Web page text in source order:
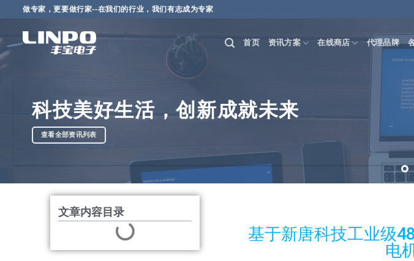
做专家，更要做行家--在我们的行业，我们有志成为专家
首页 资讯方案 在线商店 代理品牌
科技美好生活，创新成就未来
查看全部资讯列表
文章内容目录
基于新唐科技工业级
电